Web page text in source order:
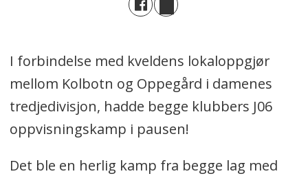
I forbindelse med kveldens lokaloppgjør
mellom Kolbotn og Oppegård i damenes
tredjedivisjon, hadde begge klubbers J06
oppvisningskamp i pausen!
Det ble en herlig kamp fra begge lag med